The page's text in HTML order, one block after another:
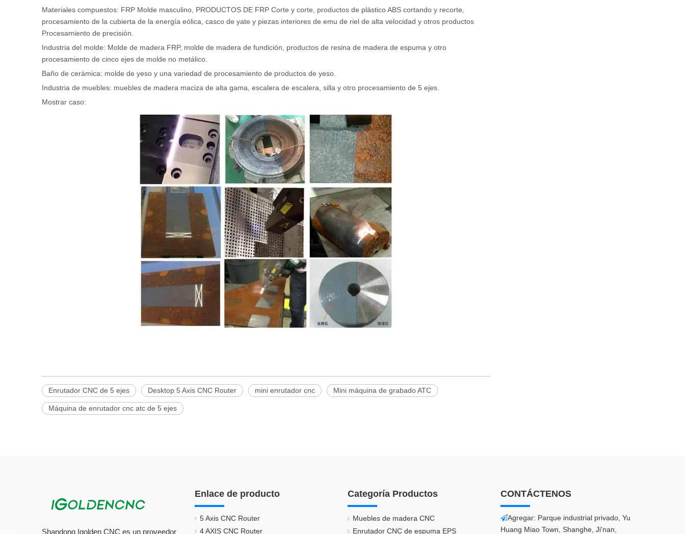
Materiales compuestos: FRP Molde masculino, PRODUCTOS DE FRP Corte y corte, productos de plástico ABS cortando y recorte,
procesamiento de la cubierta de la energía eólica, casco de yate y piezas interiores de emu de riel de alta velocidad y otros productos
Procesamiento de precisión.
Industria del molde: Molde de madera FRP, molde de madera de fundición, productos de resina de madera de espuma y otro
procesamiento de cinco ejes de molde no metálico.
Baño de cerámica: molde de yeso y una variedad de procesamiento de productos de yeso.
Industria de muebles: muebles de madera maciza de alta gama, escalera de escalera, silla y otro procesamiento de 5 ejes.
Mostrar caso:
Enrutador CNC de 5 ejes Desktop 5 Axis CNC Router mini enrutador cnc Mini máquina de grabado ATC
Máquina de enrutador cnc atc de 5 ejes
Shandong Igolden CNC es un proveedor
Enlace de producto
5 Axis CNC Router
4 AXIS CNC Router
Categoría Productos
Muebles de madera CNC
Enrutador CNC de espuma EPS
CONTÁCTENOS
Agregar: Parque industrial privado, Yu
Huang Miao Town, Shanghe, Ji'nan,